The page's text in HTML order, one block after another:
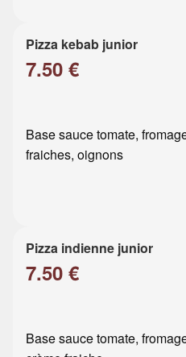
Pizza kebab junior
7.50 €
Base sauce tomate,
fraiches, oignons
Pizza indienne junior
7.50 €
Base sauce tomate,